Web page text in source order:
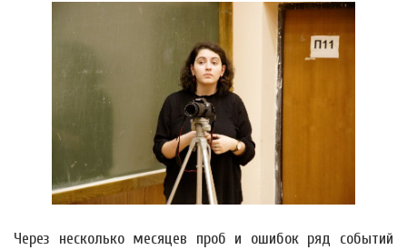
Через несколько месяцев проб и ошибок ряд событий